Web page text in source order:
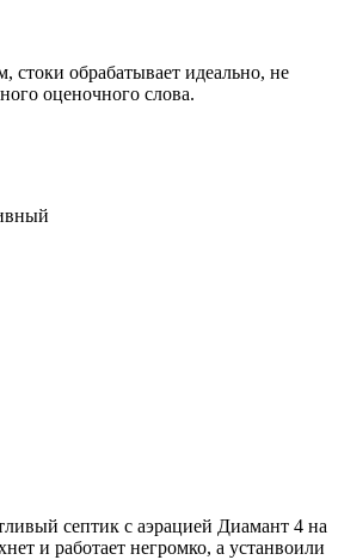
обрабатывает идеально, не
оценочного слова.
септик с аэрацией Диамант 4 на
и работает негромко, а устанвоили